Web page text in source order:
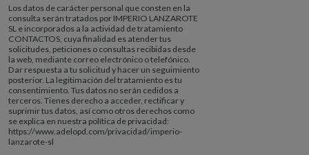
Los datos de carácter personal que consten en la
consulta serán tratados por IMPERIO LANZAROTE
SL e incorporados a la actividad de tratamiento
CONTACTOS, cuya finalidad es atender tus
solicitudes, peticiones o consultas recibidas desde
la web, mediante correo electrónico o telefónico.
Dar respuesta a tu solicitud y hacer un seguimiento
posterior. La legitimación del tratamiento es tu
consentimiento. Tus datos no serán cedidos a
terceros. Tienes derecho a acceder, rectificar y
suprimir tus datos, así como otros derechos como
se explica en nuestra política de privacidad:
https://www.adelopd.com/privacidad/imperio-
lanzarote-sl